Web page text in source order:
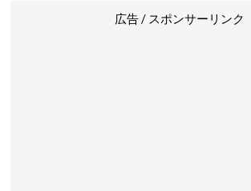
広告 / スポンサーリンク